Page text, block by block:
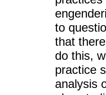
to
that
do this,
practice
analysis